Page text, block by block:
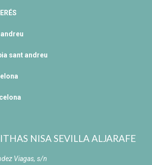
sant andreu
NISA SEVILLA ALJARAFE
Viagas, s/n